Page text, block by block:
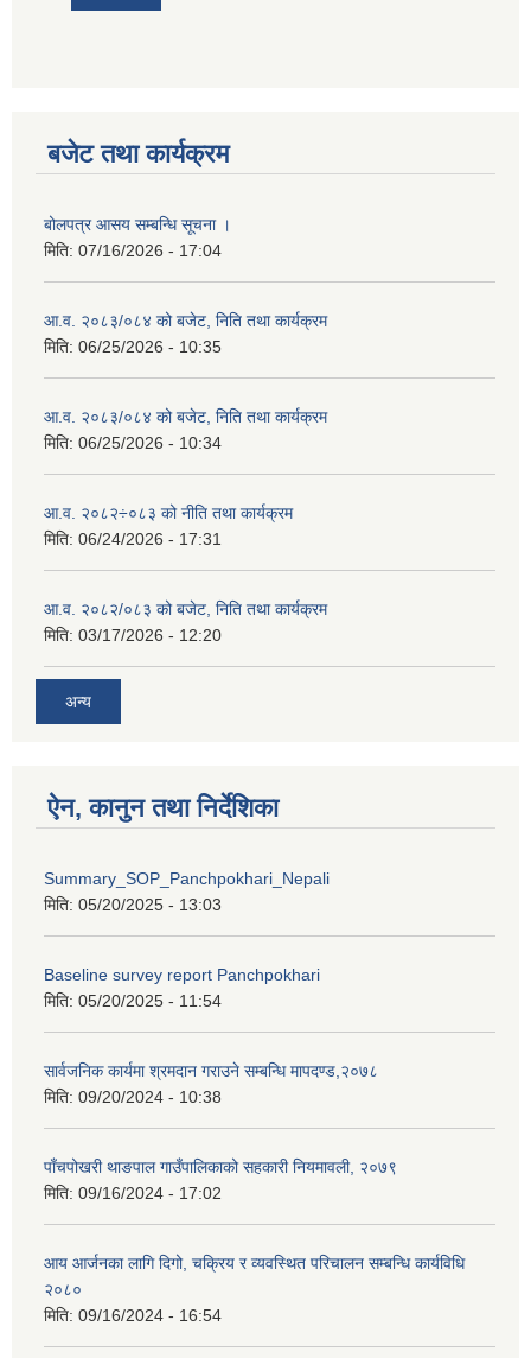
बजेट तथा कार्यक्रम
बोलपत्र आसय सम्बन्धि सूचना ।
मिति: 07/16/2026 - 17:04
आ.व. २०८३/०८४ को बजेट, निति तथा कार्यक्रम
मिति: 06/25/2026 - 10:35
आ.व. २०८३/०८४ को बजेट, निति तथा कार्यक्रम
मिति: 06/25/2026 - 10:34
आ.व. २०८२÷०८३ को नीति तथा कार्यक्रम
मिति: 06/24/2026 - 17:31
आ.व. २०८२/०८३ को बजेट, निति तथा कार्यक्रम
मिति: 03/17/2026 - 12:20
अन्य
ऐन, कानुन तथा निर्देशिका
Summary_SOP_Panchpokhari_Nepali
मिति: 05/20/2025 - 13:03
Baseline survey report Panchpokhari
मिति: 05/20/2025 - 11:54
सार्वजनिक कार्यमा श्रमदान गराउने सम्बन्धि मापदण्ड,२०७८
मिति: 09/20/2024 - 10:38
पाँचपोखरी थाङपाल गाउँपालिकाको सहकारी नियमावली, २०७९
मिति: 09/16/2024 - 17:02
आय आर्जनका लागि दिगो, चक्रिय र व्यवस्थित परिचालन सम्बन्धि कार्यविधि
२०८०
मिति: 09/16/2024 - 16:54